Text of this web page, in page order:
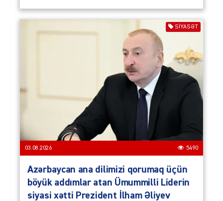
SIYASƏT
03.08.2026 5490
Azərbaycan ana dilimizi qorumaq üçün
böyük addımlar atan Ümummilli Liderin
siyasi xətti Prezident İlham Əliyev